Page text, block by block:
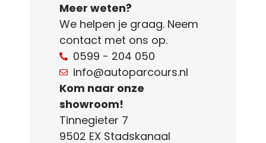
Meer weten?
We helpen je graag. Neem
contact met ons op.
0599 - 204 050
info@autoparcours.nl
Kom naar onze
showroom!
Tinnegieter 7
9502 EX Stadskanaal